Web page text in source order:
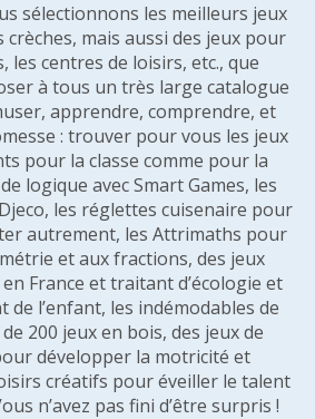
sélectionnons les meilleurs jeux
crèches, mais aussi des jeux pour
les centres de loisirs, etc., que
à tous un très large catalogue
apprendre, comprendre, et
: trouver pour vous les jeux
pour la classe comme pour la
logique avec Smart Games, les
les réglettes cuisenaire pour
autrement, les Attrimaths pour
et aux fractions, des jeux
France et traitant d’écologie et
de l’enfant, les indémodables de
200 jeux en bois, des jeux de
développer la motricité et
créatifs pour éveiller le talent
n’avez pas fini d’être surpris !